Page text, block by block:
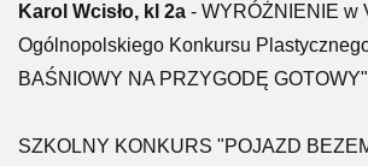
Karol Wcisło, kl 2a - WYRÓŻNIENIE w
Ogólnopolskiego Konkursu
BAŚNIOWY NA PRZYGODĘ GOTOWY"
SZKOLNY KONKURS "POJAZD